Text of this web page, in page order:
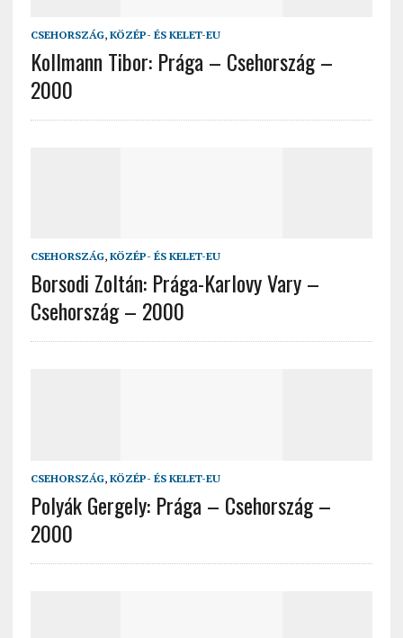
CSEHORSZÁG, KÖZÉP- ÉS KELET-EU
Kollmann Tibor: Prága – Csehország –
2000
CSEHORSZÁG, KÖZÉP- ÉS KELET-EU
Borsodi Zoltán: Prága-Karlovy Vary –
Csehország – 2000
CSEHORSZÁG, KÖZÉP- ÉS KELET-EU
Polyák Gergely: Prága – Csehország –
2000